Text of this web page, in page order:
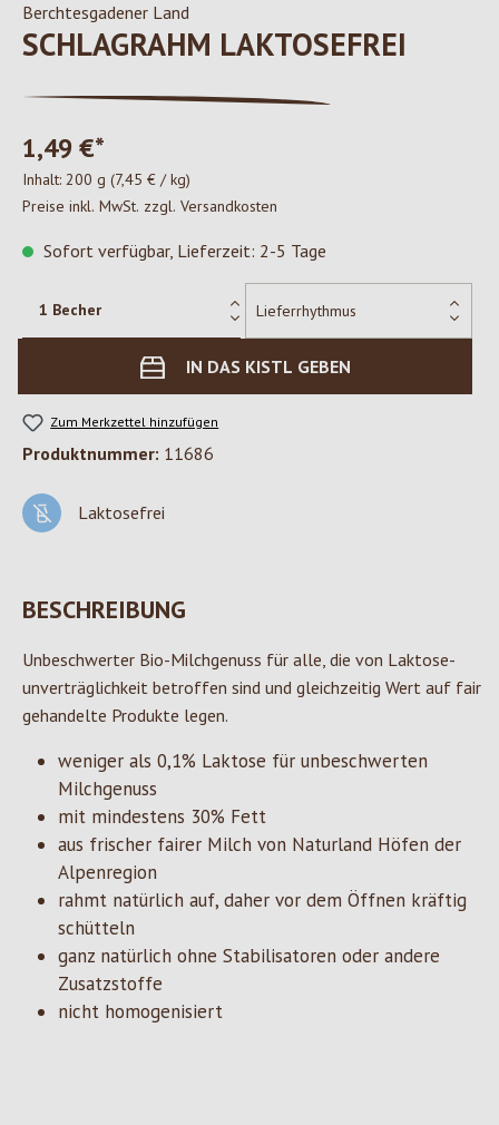
Berchtesgadener Land
SCHLAGRAHM LAKTOSEFREI
1,49 €*
Inhalt: 200 g (7,45 € / kg)
Preise inkl. MwSt. zzgl. Versandkosten
Sofort verfügbar, Lieferzeit: 2-5 Tage
IN DAS KISTL GEBEN
Zum Merkzettel hinzufügen
Produktnummer: 11686
Laktosefrei
BESCHREIBUNG
Unbeschwerter Bio-Milchgenuss für alle, die von Laktose-
unverträglichkeit betroffen sind und gleichzeitig Wert auf fair
gehandelte Produkte legen.
weniger als 0,1% Laktose für unbeschwerten
Milchgenuss
mit mindestens 30% Fett
aus frischer fairer Milch von Naturland Höfen der
Alpenregion
rahmt natürlich auf, daher vor dem Öffnen kräftig
schütteln
ganz natürlich ohne Stabilisatoren oder andere
Zusatzstoffe
nicht homogenisiert